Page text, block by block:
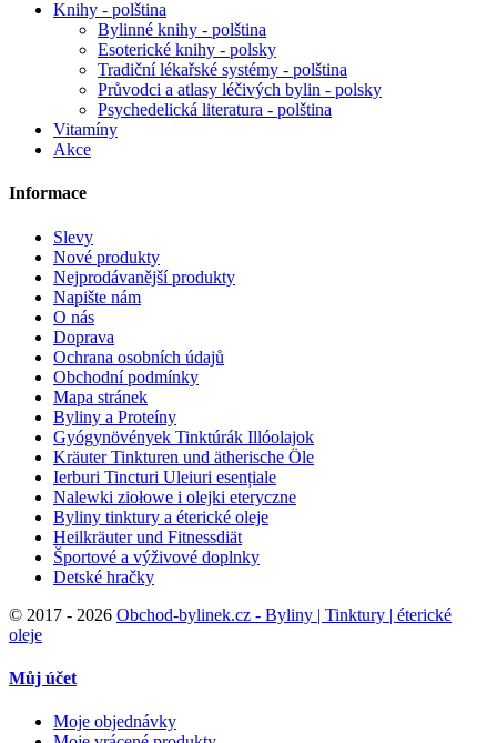
Knihy - polština
Bylinné knihy - polština
Esoterické knihy - polsky
Tradiční lékařské systémy - polština
Průvodci a atlasy léčivých bylin - polsky
Psychedelická literatura - polština
Vitamíny
Akce
Informace
Slevy
Nové produkty
Nejprodávanější produkty
Napište nám
O nás
Doprava
Ochrana osobních údajů
Obchodní podmínky
Mapa stránek
Byliny a Proteíny
Gyógynövények Tinktúrák Illóolajok
Kräuter Tinkturen und ätherische Öle
Ierburi Tincturi Uleiuri esențiale
Nalewki ziołowe i olejki eteryczne
Byliny tinktury a éterické oleje
Heilkräuter und Fitnessdiät
Športové a výživové doplnky
Detské hračky
© 2017 - 2026 Obchod-bylinek.cz - Byliny | Tinktury | éterické
oleje
Můj účet
Moje objednávky